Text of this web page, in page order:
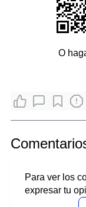
O
Para ver los
expresar tu